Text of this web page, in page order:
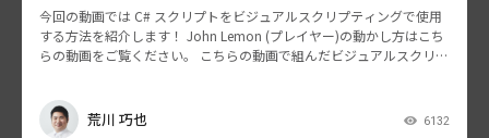
今回の動画では C# スクリプトをビジュアルスクリプティングで使用
する方法を紹介します！ John Lemon (プレイヤー)の動かし方はこち
らの動画をご覧ください。 こちらの動画で組んだビジュアルスクリプ
荒川 巧也 6132